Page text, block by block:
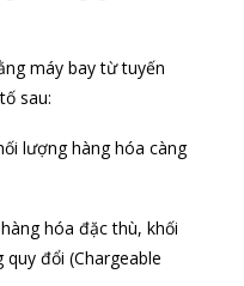
máy bay từ tuyến
sau:
lượng hàng hóa càng
hóa đặc thù, khối
đổi (Chargeable